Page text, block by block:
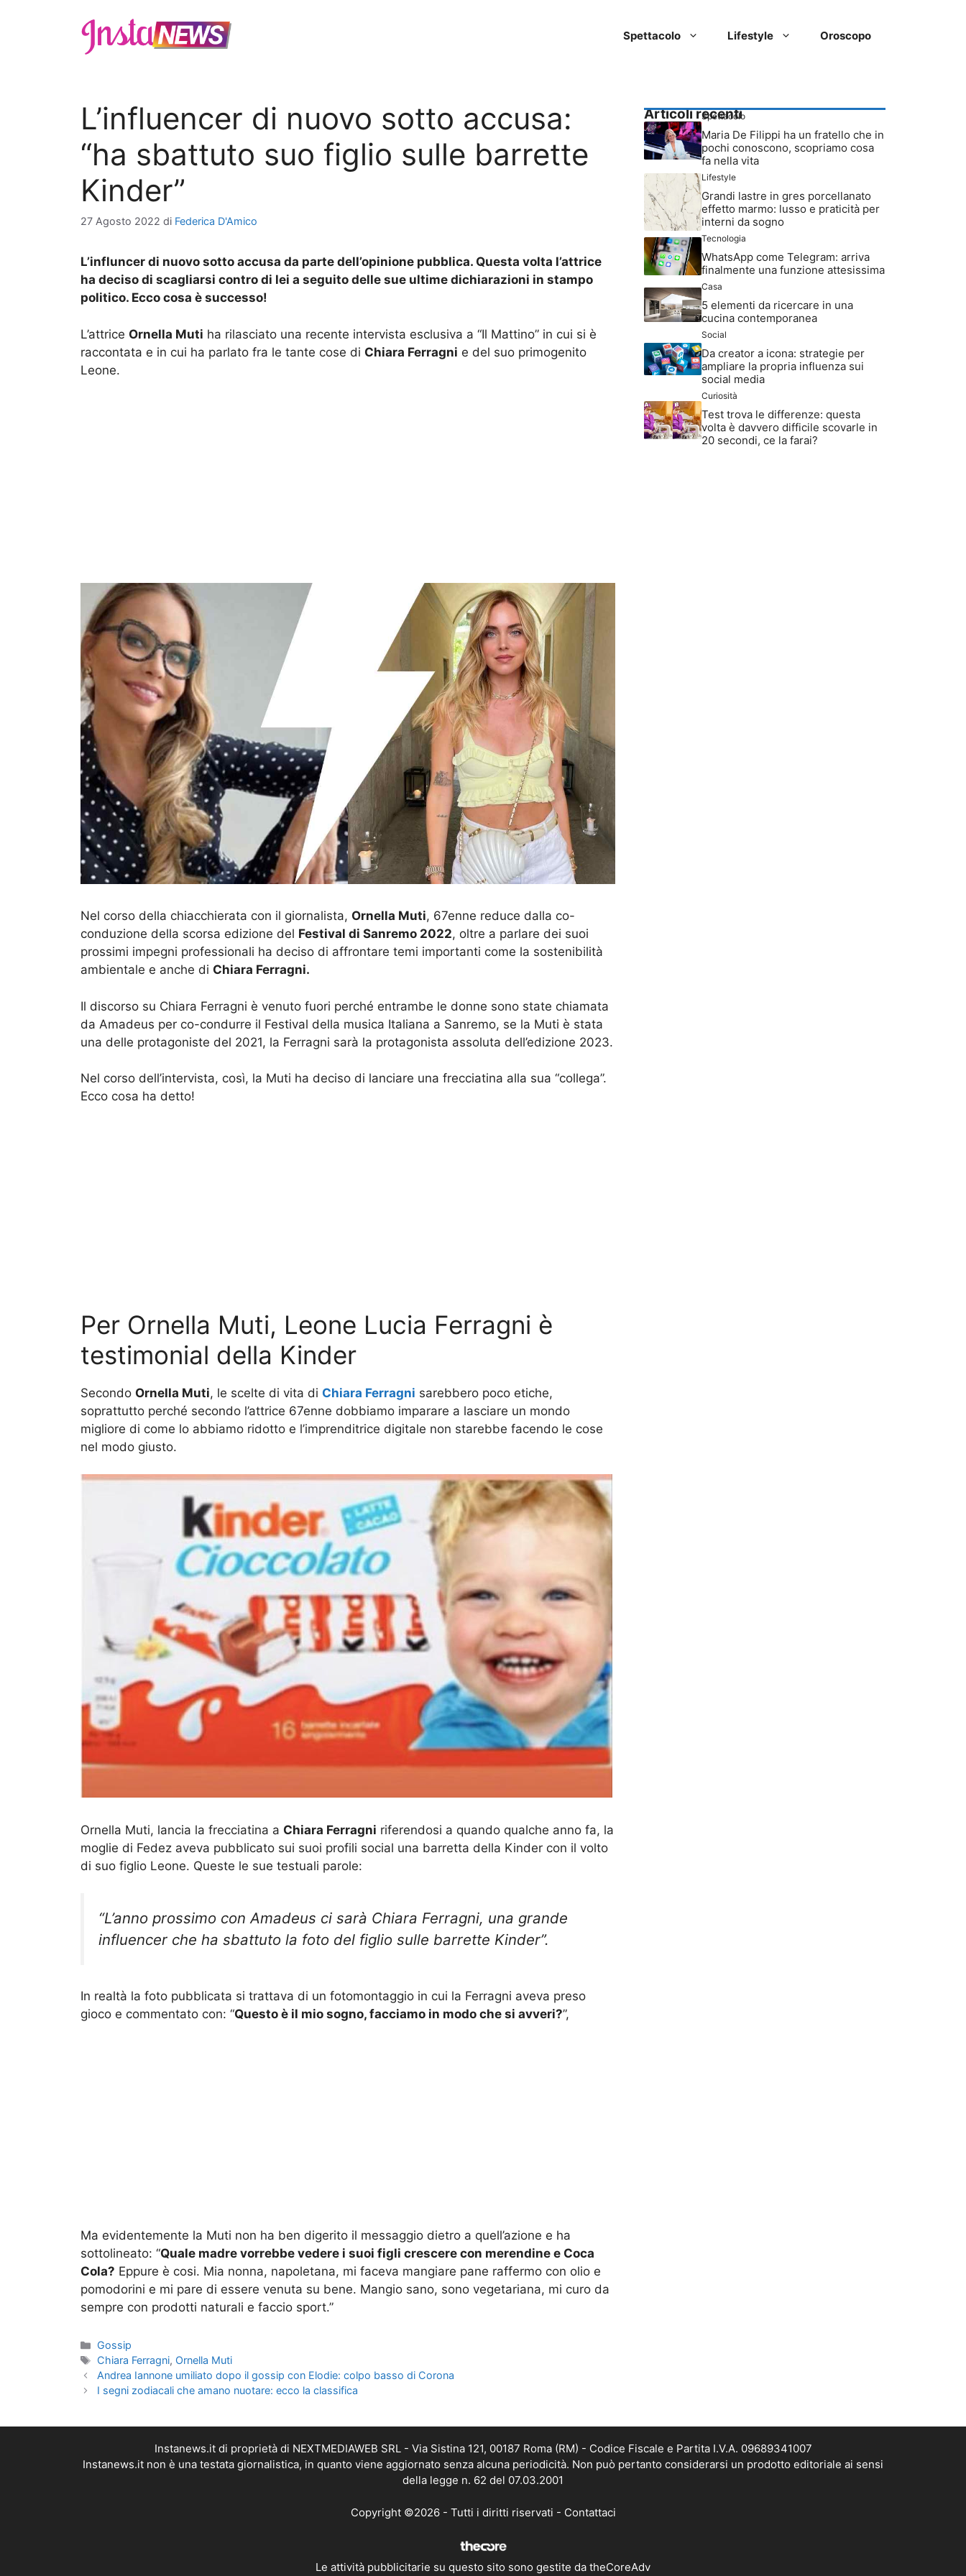
Spettacolo Lifestyle Oroscopo
L’influencer di nuovo sotto accusa:
“ha sbattuto suo figlio sulle barrette
Kinder”
27 Agosto 2022 di Federica D'Amico
L’influncer di nuovo sotto accusa da parte dell’opinione pubblica. Questa volta l’attrice
ha deciso di scagliarsi contro di lei a seguito delle sue ultime dichiarazioni in stampo
politico. Ecco cosa è successo!
L’attrice Ornella Muti ha rilasciato una recente intervista esclusiva a “Il Mattino” in cui si è
raccontata e in cui ha parlato fra le tante cose di Chiara Ferragni e del suo primogenito
Leone.
Nel corso della chiacchierata con il giornalista, Ornella Muti, 67enne reduce dalla co-
conduzione della scorsa edizione del Festival di Sanremo 2022, oltre a parlare dei suoi
prossimi impegni professionali ha deciso di affrontare temi importanti come la sostenibilità
ambientale e anche di Chiara Ferragni.
Il discorso su Chiara Ferragni è venuto fuori perché entrambe le donne sono state chiamata
da Amadeus per co-condurre il Festival della musica Italiana a Sanremo, se la Muti è stata
una delle protagoniste del 2021, la Ferragni sarà la protagonista assoluta dell’edizione 2023.
Nel corso dell’intervista, così, la Muti ha deciso di lanciare una frecciatina alla sua “collega”.
Ecco cosa ha detto!
Per Ornella Muti, Leone Lucia Ferragni è
testimonial della Kinder
Secondo Ornella Muti, le scelte di vita di Chiara Ferragni sarebbero poco etiche,
soprattutto perché secondo l’attrice 67enne dobbiamo imparare a lasciare un mondo
migliore di come lo abbiamo ridotto e l’imprenditrice digitale non starebbe facendo le cose
nel modo giusto.
Ornella Muti, lancia la frecciatina a Chiara Ferragni riferendosi a quando qualche anno fa, la
moglie di Fedez aveva pubblicato sui suoi profili social una barretta della Kinder con il volto
di suo figlio Leone. Queste le sue testuali parole:
“L’anno prossimo con Amadeus ci sarà Chiara Ferragni, una grande
influencer che ha sbattuto la foto del figlio sulle barrette Kinder”.
In realtà la foto pubblicata si trattava di un fotomontaggio in cui la Ferragni aveva preso
gioco e commentato con: “Questo è il mio sogno, facciamo in modo che si avveri?”,
Ma evidentemente la Muti non ha ben digerito il messaggio dietro a quell’azione e ha
sottolineato: “Quale madre vorrebbe vedere i suoi figli crescere con merendine e Coca
Cola? Eppure è cosi. Mia nonna, napoletana, mi faceva mangiare pane raffermo con olio e
pomodorini e mi pare di essere venuta su bene. Mangio sano, sono vegetariana, mi curo da
sempre con prodotti naturali e faccio sport.”
Categorie
Gossip
Tag
Chiara Ferragni, Ornella Muti
Andrea Iannone umiliato dopo il gossip con Elodie: colpo basso di Corona
I segni zodiacali che amano nuotare: ecco la classifica
Articoli recenti
Spettacolo
Maria De Filippi ha un fratello che in
pochi conoscono, scopriamo cosa
fa nella vita
Lifestyle
Grandi lastre in gres porcellanato
effetto marmo: lusso e praticità per
interni da sogno
Tecnologia
WhatsApp come Telegram: arriva
finalmente una funzione attesissima
Casa
5 elementi da ricercare in una
cucina contemporanea
Social
Da creator a icona: strategie per
ampliare la propria influenza sui
social media
Curiosità
Test trova le differenze: questa
volta è davvero difficile scovarle in
20 secondi, ce la farai?
Instanews.it di proprietà di NEXTMEDIAWEB SRL - Via Sistina 121, 00187 Roma (RM) - Codice Fiscale e Partita I.V.A. 09689341007
Instanews.it non è una testata giornalistica, in quanto viene aggiornato senza alcuna periodicità. Non può pertanto considerarsi un prodotto editoriale ai sensi
della legge n. 62 del 07.03.2001
Copyright ©2026 - Tutti i diritti riservati - Contattaci
Le attività pubblicitarie su questo sito sono gestite da theCoreAdv